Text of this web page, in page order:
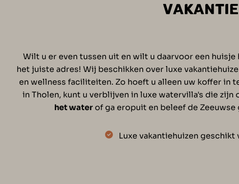
Wilt u er even tussen uit en wilt u daarvoor een
het juiste adres! Wij beschikken over luxe
en wellness faciliteiten. Zo hoeft u alleen uw koffer in
in Tholen, kunt u verblijven in luxe watervilla's die
het waterof ga eropuit en beleef de
Luxe vakantiehuizen geschikt